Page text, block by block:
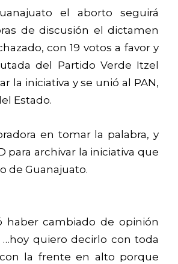
el aborto seguirá
de discusión el dictamen
con 19 votos a favor y
del Partido Verde Itzel
la iniciativa y se unió al PAN,
Estado.
en tomar la palabra, y
para archivar la iniciativa que
de Guanajuato.
haber cambiado de opinión
quiero decirlo con toda
la frente en alto porque